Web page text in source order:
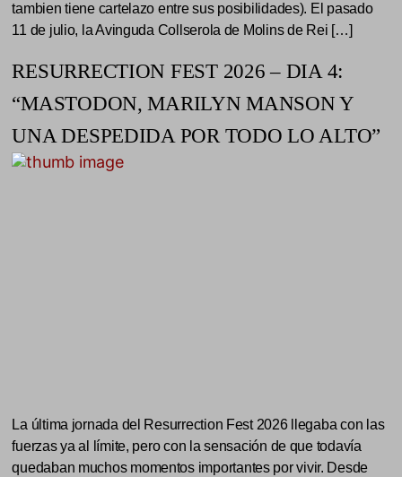
tambien tiene cartelazo entre sus posibilidades). El pasado
11 de julio, la Avinguda Collserola de Molins de Rei […]
RESURRECTION FEST 2026 – DIA 4:
“MASTODON, MARILYN MANSON Y
UNA DESPEDIDA POR TODO LO ALTO”
La última jornada del Resurrection Fest 2026 llegaba con las
fuerzas ya al límite, pero con la sensación de que todavía
quedaban muchos momentos importantes por vivir. Desde